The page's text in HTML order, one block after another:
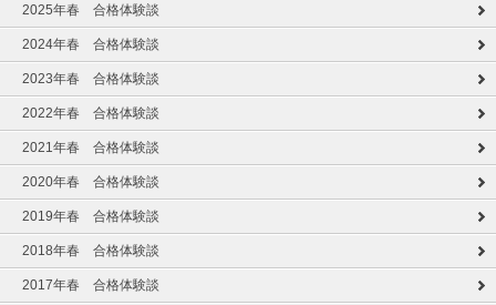
2025年春 合格体験談
2024年春 合格体験談
2023年春 合格体験談
2022年春 合格体験談
2021年春 合格体験談
2020年春 合格体験談
2019年春 合格体験談
2018年春 合格体験談
2017年春 合格体験談